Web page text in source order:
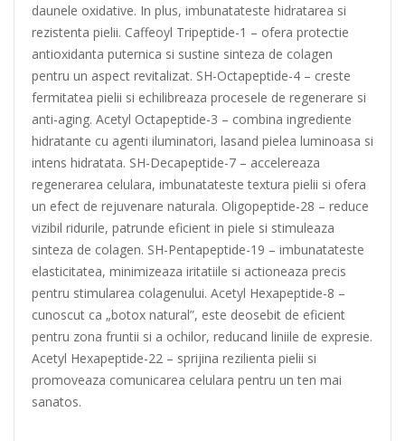
daunele oxidative. In plus, imbunatateste hidratarea si
rezistenta pielii. Caffeoyl Tripeptide-1 – ofera protectie
antioxidanta puternica si sustine sinteza de colagen
pentru un aspect revitalizat. SH-Octapeptide-4 – creste
fermitatea pielii si echilibreaza procesele de regenerare si
anti-aging. Acetyl Octapeptide-3 – combina ingrediente
hidratante cu agenti iluminatori, lasand pielea luminoasa si
intens hidratata. SH-Decapeptide-7 – accelereaza
regenerarea celulara, imbunatateste textura pielii si ofera
un efect de rejuvenare naturala. Oligopeptide-28 – reduce
vizibil ridurile, patrunde eficient in piele si stimuleaza
sinteza de colagen. SH-Pentapeptide-19 – imbunatateste
elasticitatea, minimizeaza iritatiile si actioneaza precis
pentru stimularea colagenului. Acetyl Hexapeptide-8 –
cunoscut ca „botox natural”, este deosebit de eficient
pentru zona fruntii si a ochilor, reducand liniile de expresie.
Acetyl Hexapeptide-22 – sprijina rezilienta pielii si
promoveaza comunicarea celulara pentru un ten mai
sanatos.